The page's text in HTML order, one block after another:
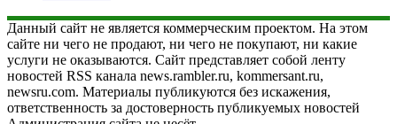
Данный сайт не является коммерческим проектом. На этом
сайте ни чего не продают, ни чего не покупают, ни какие
услуги не оказываются. Сайт представляет собой ленту
новостей RSS канала news.rambler.ru, kommersant.ru,
newsru.com. Материалы публикуются без искажения,
ответственность за достоверность публикуемых новостей